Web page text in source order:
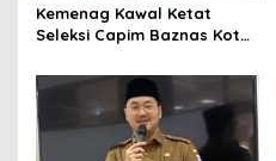
Kemenag Kawal Ketat
Seleksi Capim Baznas Kota
Komisioner Baznas
Berintegritas